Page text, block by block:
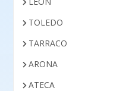
TOLEDO
TARRACO
ARONA
ATECA